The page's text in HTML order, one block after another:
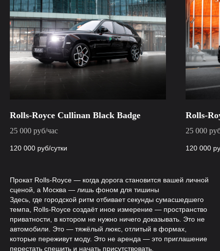
Rolls-Royce Cullinan Black Badge
25 000 руб/час
120 000 руб/сутки
Rolls-
25 000
120 000
Прокат Rolls-Royce — когда дорога становится вашей личной
сценой, а Москва — лишь фоном для тишины
Здесь, где городской ритм отбивает секунды сумасшедшего
темпа, Rolls-Royce создаёт иное измерение — пространство
приватности, в котором не нужно ничего доказывать. Это не
автомобили. Это — тяжёлый люкс, отлитый в формах,
которые переживут моду. Это не аренда — это приглашение
перестать спешить и начать присутствовать.